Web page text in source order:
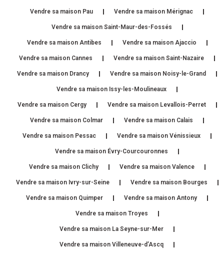
Vendre sa maison Pau Vendre sa maison Mérignac
Vendre sa maison Saint-Maur-des-Fossés
Vendre sa maison Antibes Vendre sa maison Ajaccio
Vendre sa maison Cannes Vendre sa maison Saint-Nazaire
Vendre sa maison Drancy Vendre sa maison Noisy-le-Grand
Vendre sa maison Issy-les-Moulineaux
Vendre sa maison Cergy Vendre sa maison Levallois-Perret
Vendre sa maison Colmar Vendre sa maison Calais
Vendre sa maison Pessac Vendre sa maison Vénissieux
Vendre sa maison Évry-Courcouronnes
Vendre sa maison Clichy Vendre sa maison Valence
Vendre sa maison Ivry-sur-Seine Vendre sa maison Bourges
Vendre sa maison Quimper Vendre sa maison Antony
Vendre sa maison Troyes
Vendre sa maison La Seyne-sur-Mer
Vendre sa maison Villeneuve-d’Ascq